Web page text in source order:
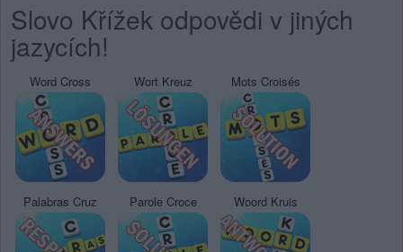
Slovo Křížek odpovědi v jiných
jazycích!
Word Cross Wort Kreuz Mots Croisés
Palabras Cruz Parole Croce Woord Kruis